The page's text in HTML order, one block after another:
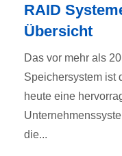
RAID
Übersicht
Das vor mehr als
Speichersystem ist
heute eine
die...